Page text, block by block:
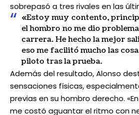
sobrepasó a tres rivales en las
«Estoy muy contento,
el hombro no me dio
carrera. He hecho la mejor
eso me facilitó mucho las
piloto tras la prueba.
Además del resultado, Alonso
sensaciones físicas,
previas en su hombro derecho.
me costó aguantar el ritmo con